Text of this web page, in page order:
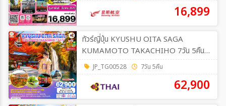
16,899
ทัวร์ญี่ปุ่น KYUSHU OITA SAGA
KUMAMOTO TAKACHIHO 7วัน 5คืน
[TG]JP_TG00528 7วัน 5คืน
62,900